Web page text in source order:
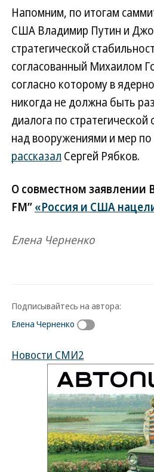
Напомним, по итогам
США Владимир Путин и Джо
стратегической
согласованный Михаилом
согласно которому в
никогда не должна быть
диалога по
над вооружениями и мер
рассказал Сергей Рябков.
О совместном
FM”«Россия и США
Елена Черненко
Подписывайтесь на автора:
Елена Черненко
Новости СМИ2